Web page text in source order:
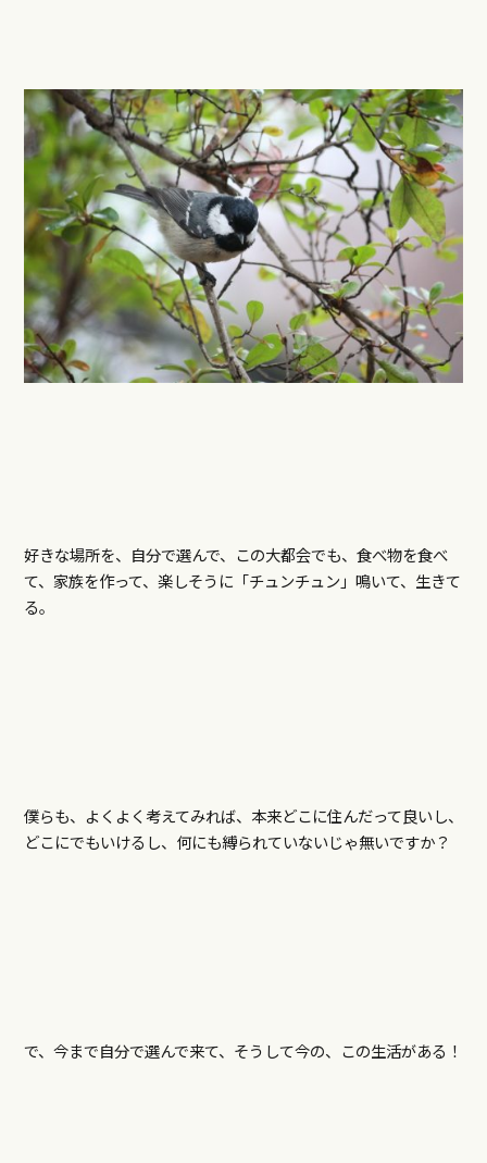
好きな場所を、自分で選んで、この大都会でも、食べ物を食べ
て、家族を作って、楽しそうに「チュンチュン」鳴いて、生きて
る。
僕らも、よくよく考えてみれば、本来どこに住んだって良いし、
どこにでもいけるし、何にも縛られていないじゃ無いですか？
で、今まで自分で選んで来て、そうして今の、この生活がある！